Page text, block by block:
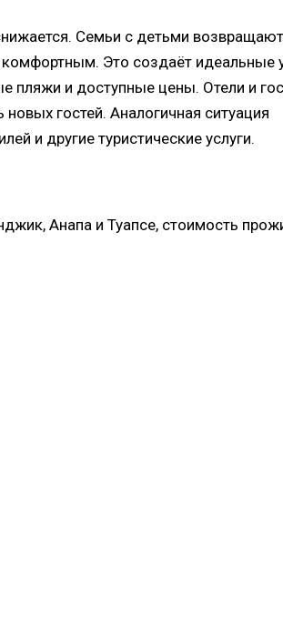
Семьи с детьми
комфортным. Это создаёт идеальные
пляжи и доступные цены. Отели и
гостей. Аналогичная ситуация
и другие туристические услуги.
Анапа и Туапсе, стоимость